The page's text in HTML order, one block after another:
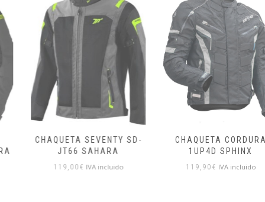
CHAQUETA SEVENTY SD-
JT66 SAHARA
119,00 € IVA incluido
CHAQUETA CORDURA
1UP4D SPHINX
119,90 € IVA incluido